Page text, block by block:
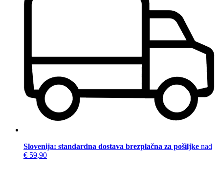
Slovenija: standardna dostava brezplačna za pošiljke nad
€ 59,90